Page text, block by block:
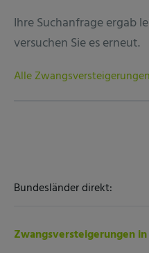
Ihre Suchanfrage ergab
versuchen Sie es erneut.
Alle
Bundesländer direkt:
Zwangsversteigerungen